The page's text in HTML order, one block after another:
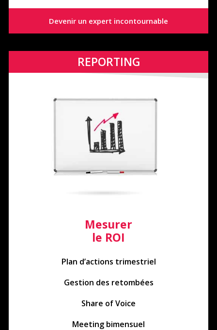
Devenir un expert incontournable
REPORTING
Mesurer
le ROI
Plan d’actions trimestriel
Gestion des retombées
Share of Voice
Meeting bimensuel